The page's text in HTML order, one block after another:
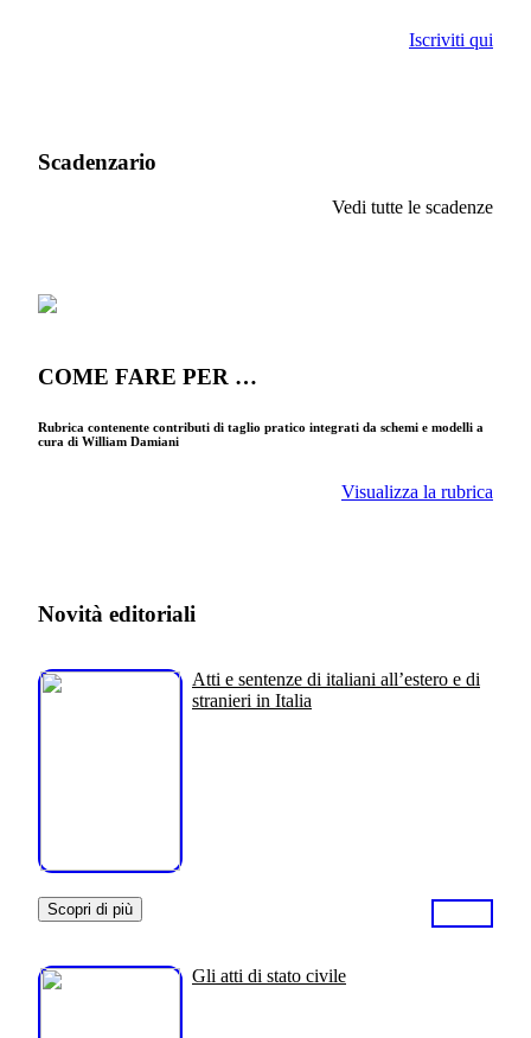
Iscriviti qui
Scadenzario
Vedi tutte le scadenze
COME FARE PER …
Rubrica contenente contributi di taglio pratico integrati da schemi e modelli a
cura di William Damiani
Visualizza la rubrica
Novità editoriali
Atti e sentenze di italiani all’estero e di
stranieri in Italia
Scopri di più
Gli atti di stato civile